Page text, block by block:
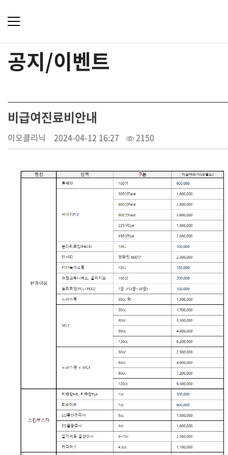
공지/이벤트
비급여진료비안내
이오클리닉 2024-04-12 16:27 2150